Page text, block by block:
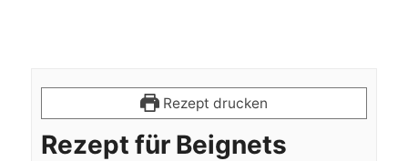
Rezept drucken
Rezept für Beignets